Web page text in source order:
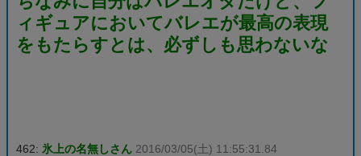
ィギュアにおいてバレエが最高の表現
をもたらすとは、必ずしも思わないな
462: 氷上の名無しさん 2016/03/05(土) 11:55:31.84